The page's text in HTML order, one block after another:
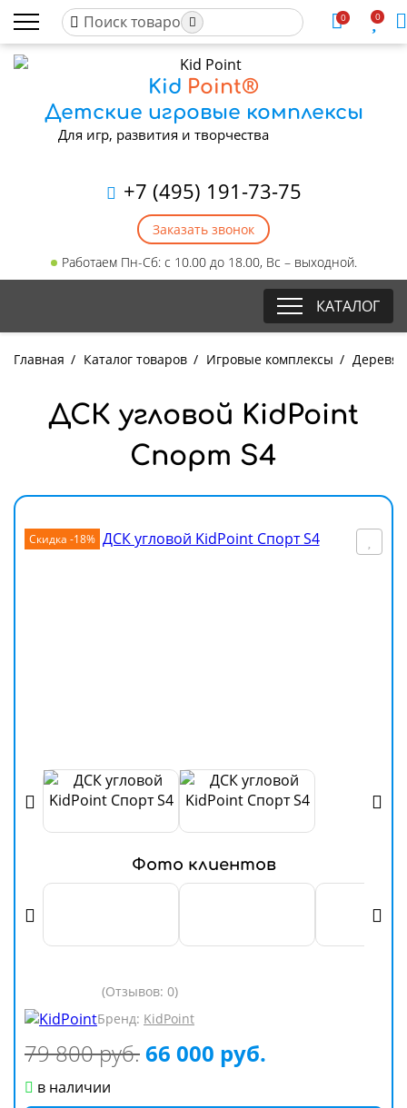
0 0
Kid Point®
Детские игровые комплексы
Для игр, развития и творчества
+7 (495) 191-73-75
Заказать звонок
Работаем Пн-Сб: с 10.00 до 18.00, Вс – выходной.
КАТАЛОГ
Главная / Каталог товаров / Игровые комплексы /
ДСК угловой KidPoint
Спорт S4
Скидка -18%
Фото клиентов
(Отзывов: 0)
Бренд: KidPoint
79 800 руб.66 000 руб.
в наличии